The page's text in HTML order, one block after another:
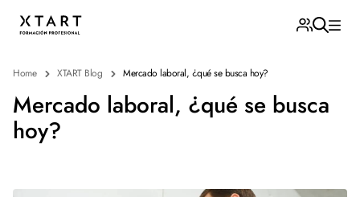
Home XTART Blog Mercado laboral, ¿qué se busca hoy?
Mercado laboral, ¿qué se busca
hoy?